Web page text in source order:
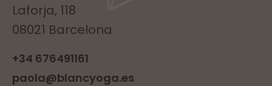
Laforja, 118
08021 Barcelona
+34 676491161
paola@blancyoga.es